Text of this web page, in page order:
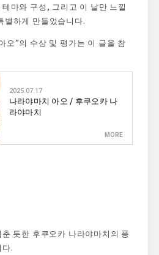
마와 구성, 그리고 이 날만 느낄
별하게 만들었습니다.
오”의 수상 및 평가는 이 글을 참
2025.07.17
나라야마치 아오 / 후쿠오카 나
라야마치
듯한 후쿠오카 나라야마치의 풍
.